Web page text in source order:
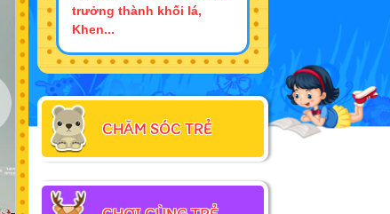
trưởng thành khối lá,
Khen...
CHĂM SÓC TRẺ